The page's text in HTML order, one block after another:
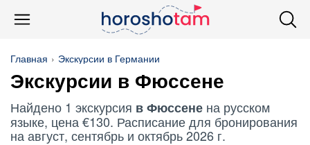
Главная Экскурсии в Германии
Экскурсии в Фюссене
Найдено 1 экскурсия в Фюссене на русском
языке, цена €130. Расписание для бронирования
на август, сентябрь и октябрь 2026 г.